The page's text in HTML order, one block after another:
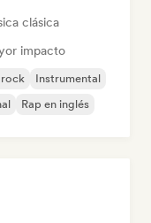
clásica
impacto
rock
Instrumental
Rap en inglés